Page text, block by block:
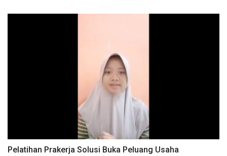
Pelatihan Prakerja Solusi Buka Peluang Usaha